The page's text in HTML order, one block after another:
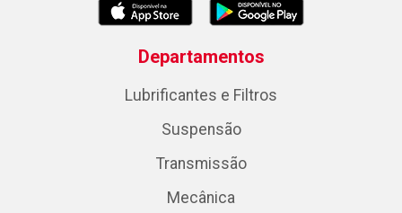
Departamentos
Lubrificantes e Filtros
Suspensão
Transmissão
Mecânica